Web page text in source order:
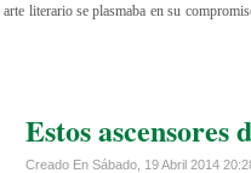
literario se plasmaba en su
Estos ascensores
Creado En Sábado, 19 Abril 2014